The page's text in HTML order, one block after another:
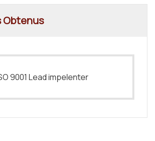
9001 Lead impelenter